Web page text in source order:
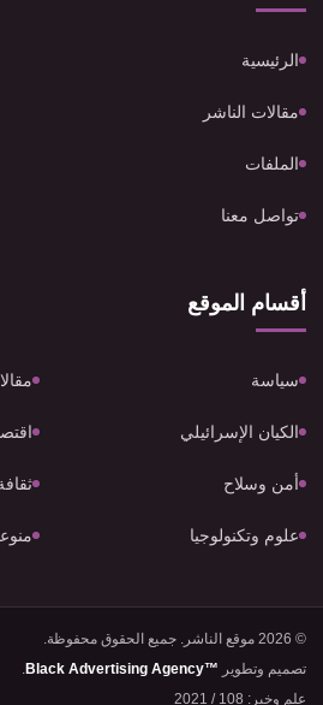
الرئيسية
مقالات الناشر
الملفات
تواصل معنا
أقسام الموقع
سياسة
الكيان الإسرائيلي
أمن وسلاح
علوم وتكنولوجيا
© 2026 موقع الناشر. جميع الحقوق محفوظة.
تصميم وتطوير Black Advertising Agency™
.
علم وخبر: 108 / 2021